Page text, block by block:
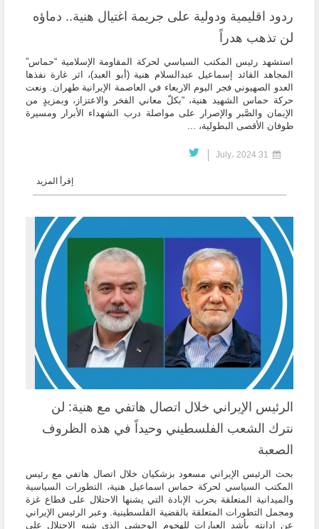
ردود اقليمية ودولية على جريمة اغتيال هنية.. دماؤه
لن تذهب هدراً
استشهد رئيس المكتب السياسي لحركة المقاومة الإسلامية “حماس”
المجاهد القائد إسماعيل عبدالسلام هنية (أبو العبد)، اثر غارة نفذها
العدو الصهيوني فجر اليوم الاربعاء في العاصمة الإيرانية طهران. ونعت
حركة حماس الشهيد هنية، “بكلّ معاني الفخر والاعتزاز، وبمزيدٍ من
الإيمان والصَّبر والإصرار على مواصلة درب الشهداء الأبرار ومسيرة
طوفان الأقصى البطولية، ...
إقرأ المزيد
الرئيس الإيراني خلال اتصال هاتفي مع هنية: لن
نترك الشعب الفلسطيني وحيداً في هذه الظروف
الصعبة
بحث الرئيس الإيراني مسعود بزشكيان خلال اتصال هاتفي مع رئيس
المكتب السياسي لحركة حماس اسماعيل هنية، التطورات السياسية
والميدانية المتعلقة بحرب الإبادة التي يشنها الاحتلال على قطاع غزة
ومجمل التطورات المتعلقة بالقضية الفلسطينية. وعبر الرئيس الإيراني
عن إدانته بأشد العبارات للهجوم الوحشي الذي شنه الاحتلال على